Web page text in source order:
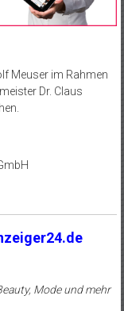
Meuser im Rahmen
Dr. Claus
Mode und mehr